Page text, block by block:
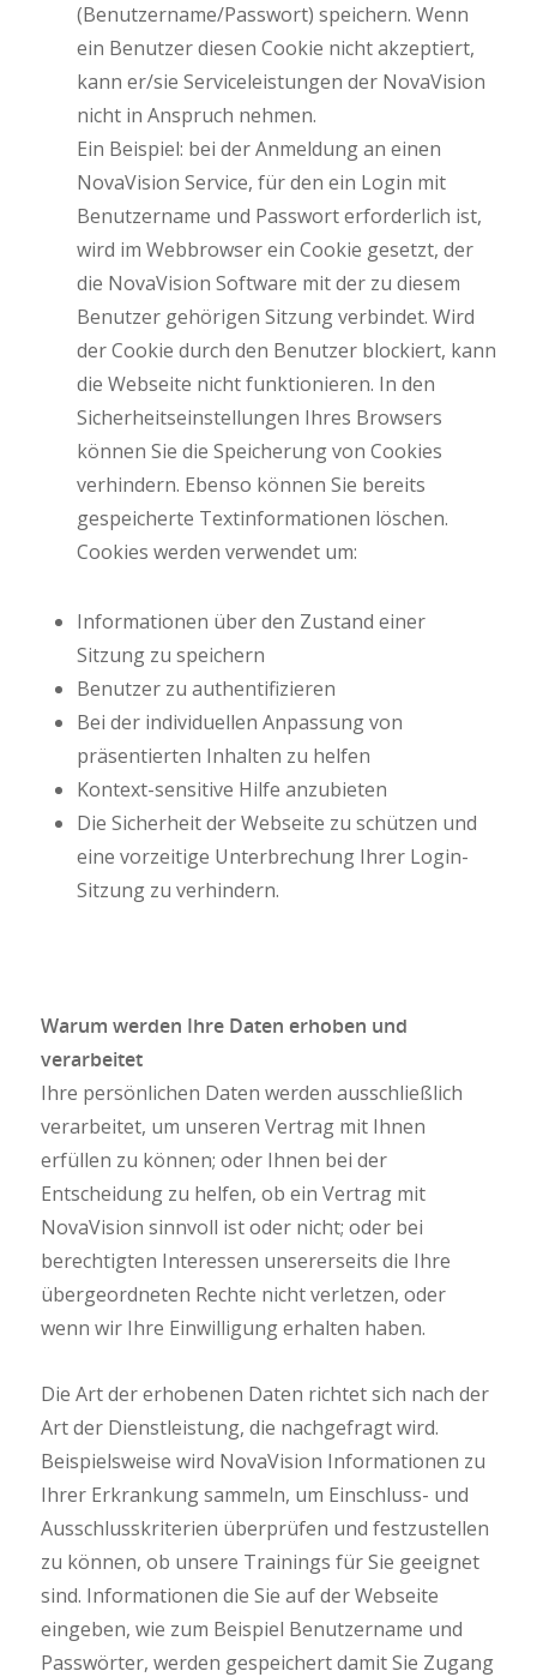
(Benutzername/Passwort) speichern. Wenn
ein Benutzer diesen Cookie nicht akzeptiert,
kann er/sie Serviceleistungen der NovaVision
nicht in Anspruch nehmen.
Ein Beispiel: bei der Anmeldung an einen
NovaVision Service, für den ein Login mit
Benutzername und Passwort erforderlich ist,
wird im Webbrowser ein Cookie gesetzt, der
die NovaVision Software mit der zu diesem
Benutzer gehörigen Sitzung verbindet. Wird
der Cookie durch den Benutzer blockiert, kann
die Webseite nicht funktionieren. In den
Sicherheitseinstellungen Ihres Browsers
können Sie die Speicherung von Cookies
verhindern. Ebenso können Sie bereits
gespeicherte Textinformationen löschen.
Cookies werden verwendet um:
Informationen über den Zustand einer
Sitzung zu speichern
Benutzer zu authentifizieren
Bei der individuellen Anpassung von
präsentierten Inhalten zu helfen
Kontext-sensitive Hilfe anzubieten
Die Sicherheit der Webseite zu schützen und
eine vorzeitige Unterbrechung Ihrer Login-
Sitzung zu verhindern.
Warum werden Ihre Daten erhoben und
verarbeitet
Ihre persönlichen Daten werden ausschließlich
verarbeitet, um unseren Vertrag mit Ihnen
erfüllen zu können; oder Ihnen bei der
Entscheidung zu helfen, ob ein Vertrag mit
NovaVision sinnvoll ist oder nicht; oder bei
berechtigten Interessen unsererseits die Ihre
übergeordneten Rechte nicht verletzen, oder
wenn wir Ihre Einwilligung erhalten haben.
Die Art der erhobenen Daten richtet sich nach der
Art der Dienstleistung, die nachgefragt wird.
Beispielsweise wird NovaVision Informationen zu
Ihrer Erkrankung sammeln, um Einschluss- und
Ausschlusskriterien überprüfen und festzustellen
zu können, ob unsere Trainings für Sie geeignet
sind. Informationen die Sie auf der Webseite
eingeben, wie zum Beispiel Benutzername und
Passwörter, werden gespeichert damit Sie Zugang